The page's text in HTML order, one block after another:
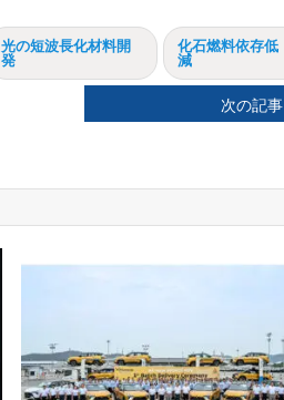
光の短波長化材料開
発
化石燃料依存低
減
次の記事